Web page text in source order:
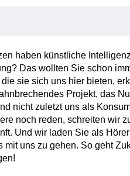
haben künstliche
Das wollten Sie schon
sie sich uns hier bieten,
Projekt, das
nicht zuletzt uns als
noch reden, schreiten wir
Und wir laden Sie als
mit uns zu gehen. So geht